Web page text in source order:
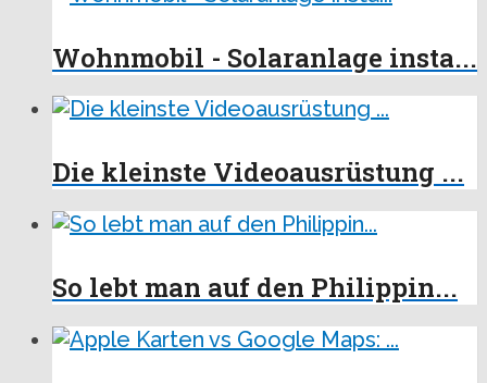
Wohnmobil - Solaranlage insta...
Die kleinste Videoausrüstung ...
So lebt man auf den Philippin...